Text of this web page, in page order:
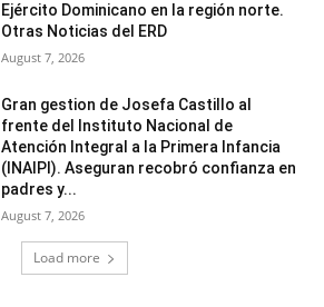
Ejército Dominicano en la región norte.
Otras Noticias del ERD
August 7, 2026
Gran gestion de Josefa Castillo al
frente del Instituto Nacional de
Atención Integral a la Primera Infancia
(INAIPI). Aseguran recobró confianza en
padres y...
August 7, 2026
Load more